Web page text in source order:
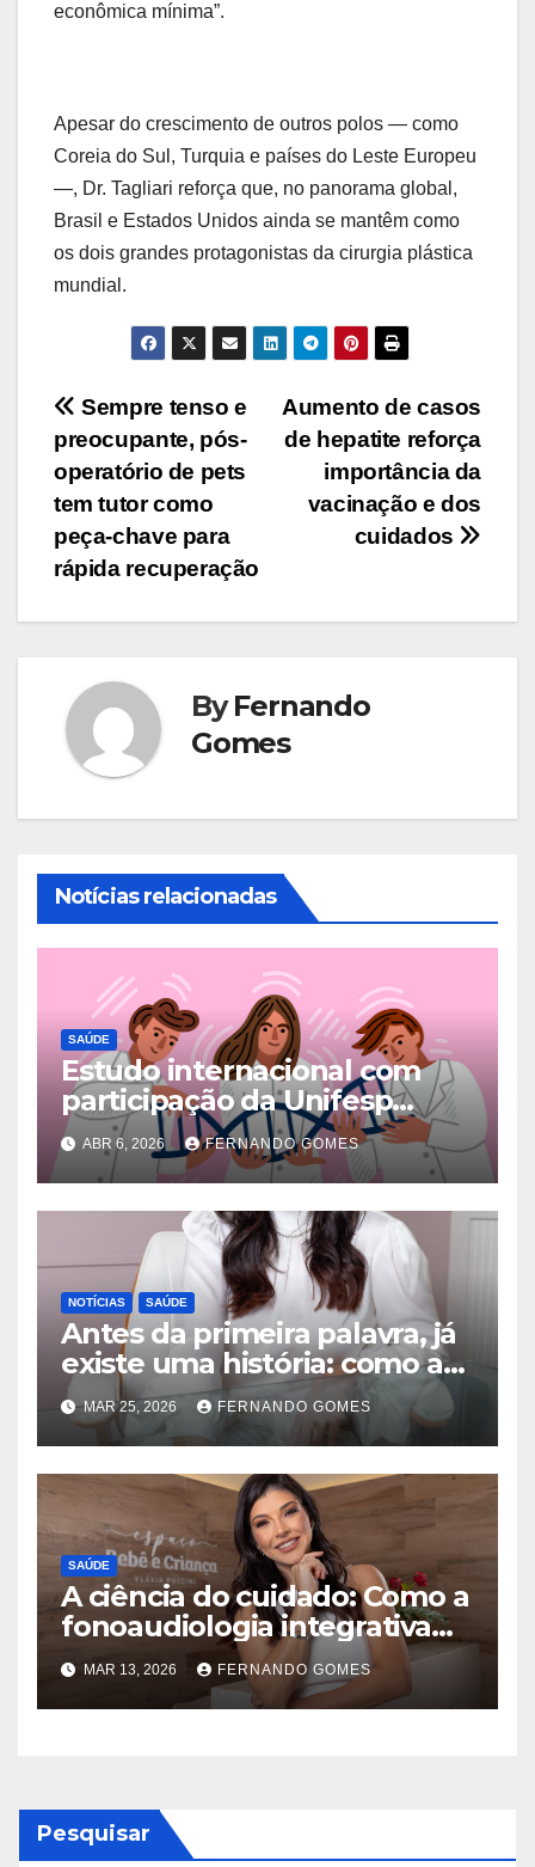
econômica mínima”.
Apesar do crescimento de outros polos — como
Coreia do Sul, Turquia e países do Leste Europeu
—, Dr. Tagliari reforça que, no panorama global,
Brasil e Estados Unidos ainda se mantêm como
os dois grandes protagonistas da cirurgia plástica
mundial.
Navegação
de
Post
Aumento de casos
de hepatite reforça
importância da
vacinação e dos
cuidados
Sempre tenso e
preocupante, pós-
operatório de pets
tem tutor como
peça-chave para
rápida recuperação
ByFernando
Gomes
Notícias relacionadas
SAÚDE
Estudo internacional com
participação da Unifesp
identifica conexões
genéticas entre 14
transtornos psiquiátricos
ABR 6, 2026 FERNANDO GOMES
NOTÍCIAS SAÚDE
Antes da primeira palavra, já
existe uma história: como a
fonoaudiologia transforma a
vida de bebês e devolve a
paz às famílias
MAR 25, 2026 FERNANDO GOMES
SAÚDE
A ciência do cuidado: Como a
fonoaudiologia integrativa
está redefinindo o
desenvolvimento infantil
MAR 13, 2026 FERNANDO GOMES
Pesquisar